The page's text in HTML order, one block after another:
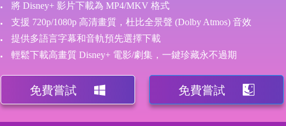
將 Disney+ 影片下載為 MP4/MKV 格式
支援 720p/1080p 高清畫質，杜比全景聲 (Dolby Atmos) 音效
提供多語言字幕和音軌預先選擇下載
輕鬆下載高畫質 Disney+ 電影/劇集，一鍵珍藏永不過期
免費嘗試 免費嘗試